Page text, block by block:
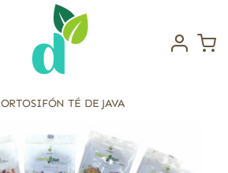
ORTOSIFÓN TÉ DE JAVA